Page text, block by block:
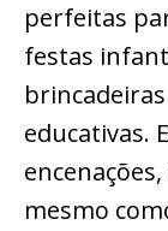
perfeitas
festas
educativas.
mesmo